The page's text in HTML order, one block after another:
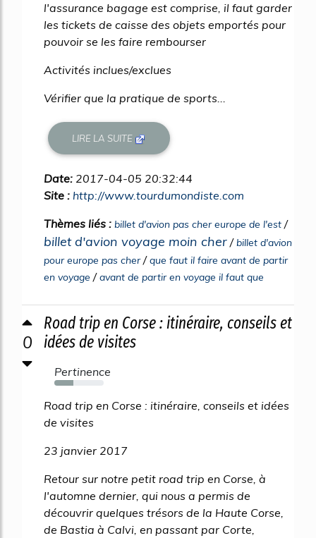
l'assurance bagage est comprise, il faut garder
les tickets de caisse des objets emportés pour
pouvoir se les faire rembourser
Activités inclues/exclues
Vérifier que la pratique de sports...
LIRE LA SUITE
Date: 2017-04-05 20:32:44
Site : http://www.tourdumondiste.com
Thèmes liés : billet d'avion pas cher europe de l'est /
billet d'avion voyage moin cher /billet d'avion
pour europe pas cher/que faut il faire avant de partir
en voyage /avant de partir en voyage il faut que
0
Road trip en Corse : itinéraire, conseils et
idées de visites
Pertinence
38%
Road trip en Corse : itinéraire, conseils et idées
de visites
23 janvier 2017
Retour sur notre petit road trip en Corse, à
l'automne dernier, qui nous a permis de
découvrir quelques trésors de la Haute Corse,
de Bastia à Calvi, en passant par Corte,